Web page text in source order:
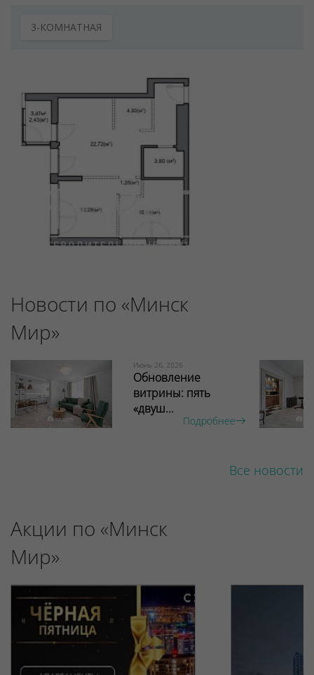
3-КОМНАТНАЯ
Новости по «Минск
Мир»
Июнь 26, 2026
Обновление
витрины: пять
«двуш...
Подробнее
Все новости
Акции по «Минск
Мир»